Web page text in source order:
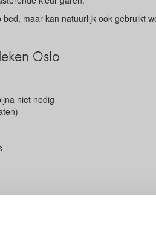
maar kan natuurlijk ook gebruikt
Oslo
niet nodig